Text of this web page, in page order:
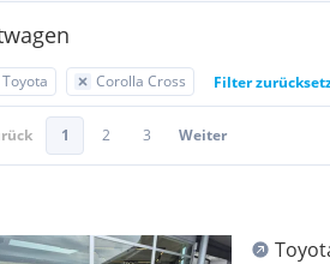
Toyota Corolla Cross Filter
1 2 3 Weiter